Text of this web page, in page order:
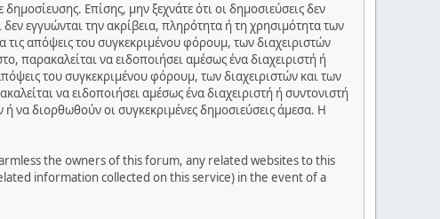
Επίσης, μην ξεχνάτε ότι οι δημοσιεύσεις δεν
εγγυώνται την ακρίβεια, πληρότητα ή τη χρησιμότητα των
απόψεις του συγκεκριμένου φόρουμ, των διαχειριστών
παρακαλείται να ειδοποιήσει αμέσως ένα διαχειριστή ή
του συγκεκριμένου φόρουμ, των διαχειριστών και των
να ειδοποιήσει αμέσως ένα διαχειριστή ή συντονιστή
να διορθωθούν οι συγκεκριμένες δημοσιεύσεις άμεσα. Η
the owners of this forum, any related websites to this
information collected on this service) in the event of a